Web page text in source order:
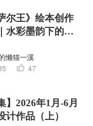
尔王》绘本创作
水彩墨韵下的史
懒猫一溪
47
】2026年1月-6月
计作品（上）